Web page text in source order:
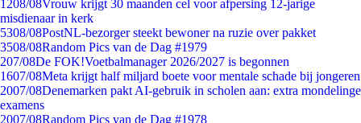
1208/08Vrouw krijgt 30 maanden cel voor afpersing 12-jarige
misdienaar in kerk
5308/08PostNL-bezorger steekt bewoner na ruzie over pakket
3508/08Random Pics van de Dag #1979
207/08De FOK!Voetbalmanager 2026/2027 is begonnen
1607/08Meta krijgt half miljard boete voor mentale schade bij jongeren
2007/08Denemarken pakt AI-gebruik in scholen aan: extra mondelinge
examens
2007/08Random Pics van de Dag #1978